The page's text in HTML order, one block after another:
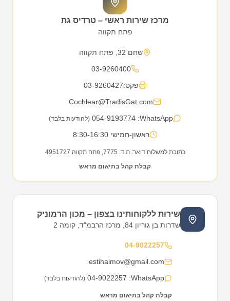
מרכז שירות ראשי – טרדיס גת
פתח תקווה
שחם 32, פתח תקווה
03-9260400
פקס:03-9260427
Cochlear@TradisGat.com
WhatsApp:
054-9193774 (להודעות בלבד)
ראשון-חמישי 8:30-16:30
כתובת למשלוח דואר: ת.ד. 7775, פתח תקווה 4951727
קבלת קהל בתיאום מראש
שירות ללקוחותינו בצפון – מכון הרמוניק
שדרות בן גוריון 84, מרכז הרבמ"ד, קומה 2
04-9022257
estihaimov@gmail.com
WhatsApp:
04-9022257 (להודעות בלבד)
קבלת קהל בתיאום מראש